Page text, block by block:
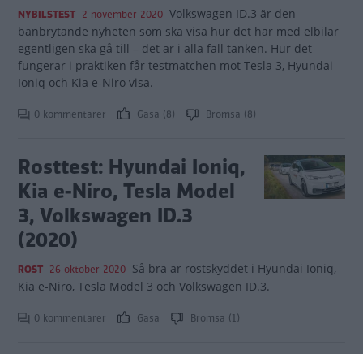
NYBILSTEST 2 november 2020 Volkswagen ID.3 är den
banbrytande nyheten som ska visa hur det här med elbilar
egentligen ska gå till – det är i alla fall tanken. Hur det
fungerar i praktiken får testmatchen mot Tesla 3, Hyundai
Ioniq och Kia e-Niro visa.
0 kommentarer Gasa (8) Bromsa (8)
Rosttest: Hyundai Ioniq,
Kia e-Niro, Tesla Model
3, Volkswagen ID.3
(2020)
ROST 26 oktober 2020 Så bra är rostskyddet i Hyundai Ioniq,
Kia e-Niro, Tesla Model 3 och Volkswagen ID.3.
0 kommentarer Gasa Bromsa (1)